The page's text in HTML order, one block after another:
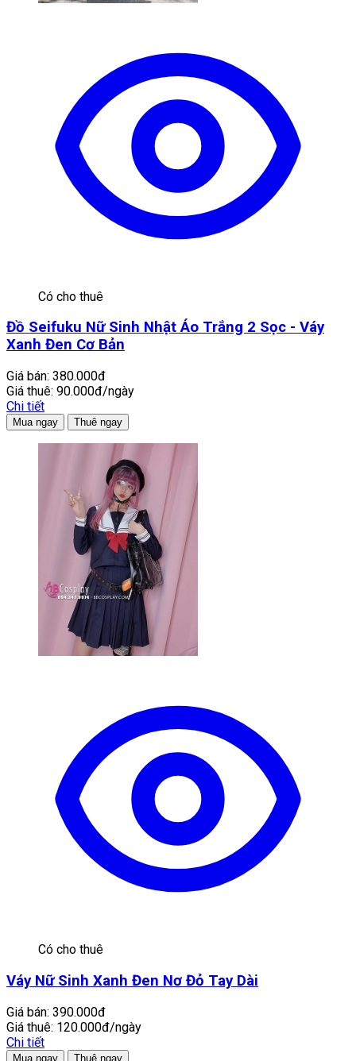
Có cho thuê
Đồ Seifuku Nữ Sinh Nhật Áo Trắng 2 Sọc - Váy
Xanh Đen Cơ Bản
Giá bán: 380.000đ
Giá thuê: 90.000đ/ngày
Chi tiết
Mua ngay Thuê ngay
Có cho thuê
Váy Nữ Sinh Xanh Đen Nơ Đỏ Tay Dài
Giá bán: 390.000đ
Giá thuê: 120.000đ/ngày
Chi tiết
Mua ngay Thuê ngay